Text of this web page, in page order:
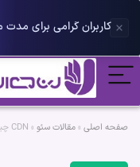
صفحه اصلی »مقالات سئو » CDN چیست و چه تاثیری روی سئو و امنیت سایت دارد ؟